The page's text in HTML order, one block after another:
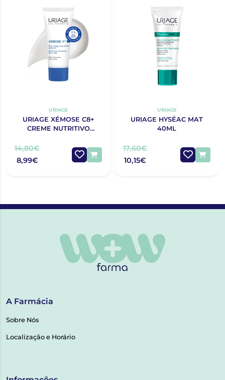
URIAGE
URIAGE XÉMOSE C8+
CREME NUTRITIVO
14,80€
8,99€
URIAGE
URIAGE HYSÉAC MAT
40ML
17,60€
10,15€
A Farmácia
Sobre Nós
Localização e Horário